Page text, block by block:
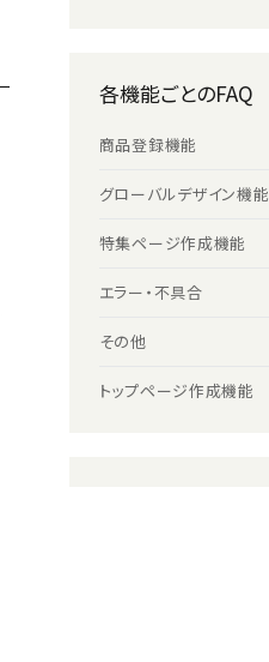
各機能ごとのFAQ
商品登録機能
グローバルデザイン機能
特集ページ作成機能
エラー・不具合
その他
トップページ作成機能